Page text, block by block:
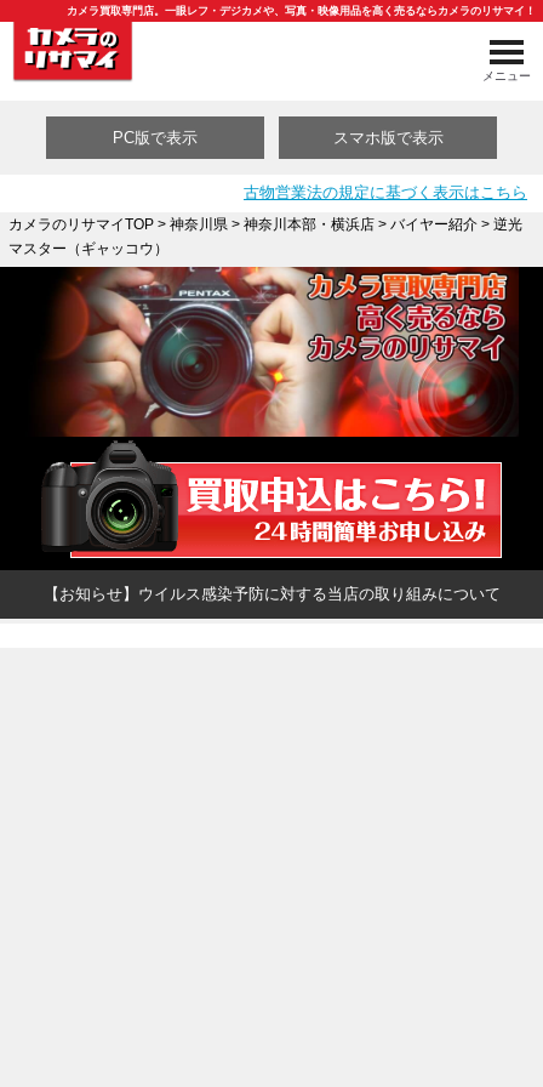
カメラ買取専門店。一眼レフ・デジカメや、写真・映像用品を高く売るならカメラのリサマイ！
メニュー
PC版で表示 スマホ版で表示
古物営業法の規定に基づく表示はこちら
カメラのリサマイTOP> 神奈川県 > 神奈川本部・横浜店> バイヤー紹介> 逆光
マスター（ギャッコウ）
【お知らせ】ウイルス感染予防に対する当店の取り組みについて